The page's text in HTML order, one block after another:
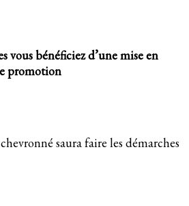
vous bénéficiez d’une mise en
promotion
saura faire les démarches